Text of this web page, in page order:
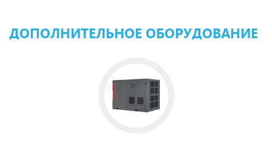
ДОПОЛНИТЕЛЬНОЕ ОБОРУДОВАНИЕ